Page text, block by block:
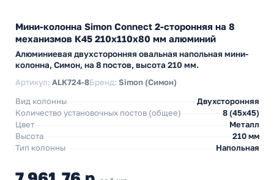
Мини-колонна Simon Connect 2-сторонняя на 8
механизмов К45 210х110х80 мм алюминий
Алюминиевая двухсторонняя овальная напольная мини-
колонна, Симон, на 8 постов, высота 210 мм.
Артикул: ALK724-8Бренд: Simon (Симон)
Вид колонны
Двухсторонняя
Количество установочных постов (общее)
8 (45х45)
Цвет
Металл
Высота
210 мм
Тип колонны
Напольная